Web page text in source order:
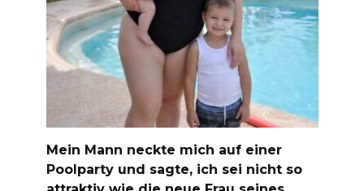
Mein Mann neckte mich auf einer
Poolparty und sagte, ich sei nicht so